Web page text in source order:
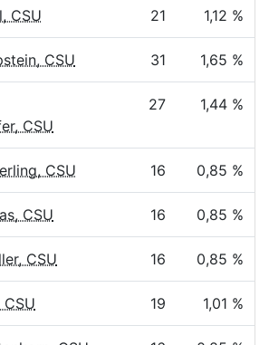
CSU 21 1,12 %
CSU 31 1,65 %
CSU
27 1,44 %
CSU 16 0,85 %
CSU 16 0,85 %
CSU 16 0,85 %
19 1,01 %